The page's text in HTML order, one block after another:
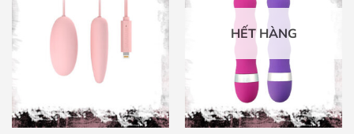
HẾT HÀNG